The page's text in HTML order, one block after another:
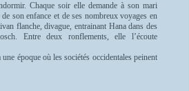
Chaque soir elle demande à son mari
son enfance et de ses nombreux voyages en
flanche, divague, entrainant Hana dans des
Entre deux ronflements, elle l’écoute
époque où les sociétés occidentales peinent